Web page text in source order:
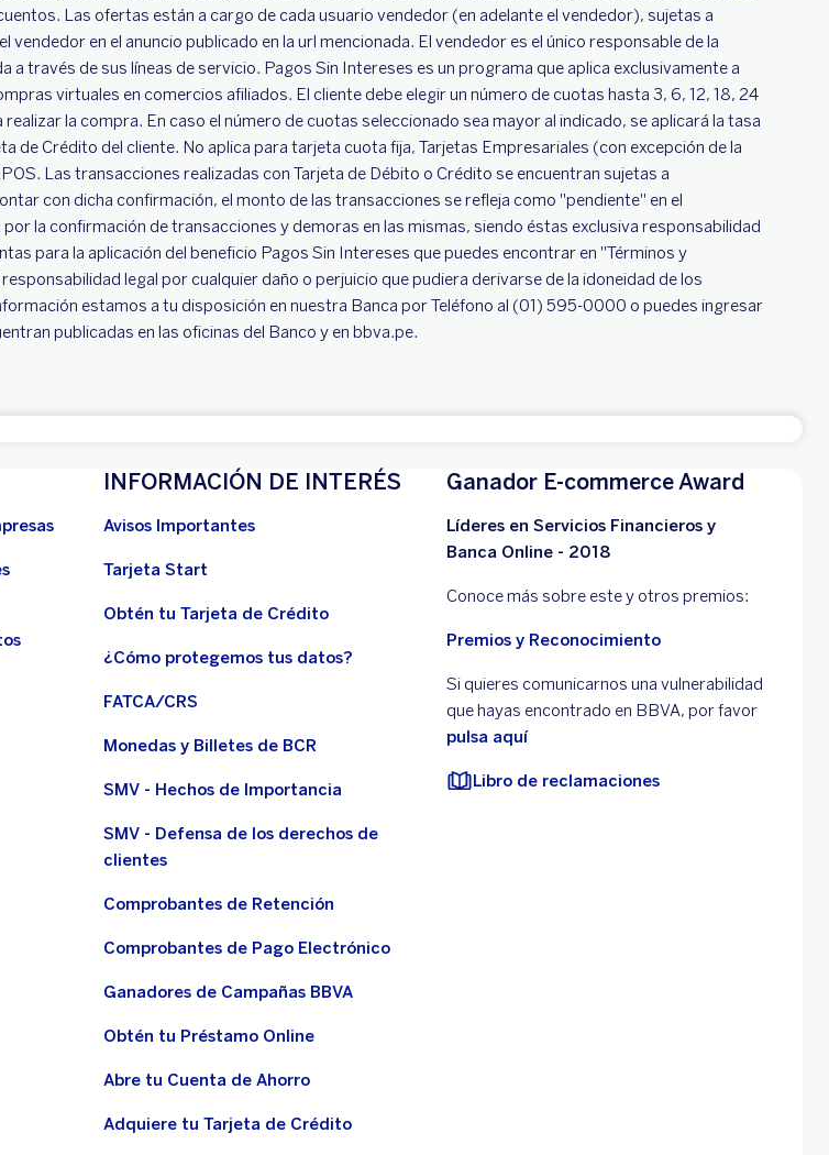
Las ofertas están a cargo de cada usuario vendedor (en adelante el vendedor), sujetas a
en el anuncio publicado en la url mencionada. El vendedor es el único responsable de la
través de sus líneas de servicio. Pagos Sin Intereses es un programa que aplica exclusivamente a
virtuales en comercios afiliados. El cliente debe elegir un número de cuotas hasta 3, 6, 12, 18, 24
la compra. En caso el número de cuotas seleccionado sea mayor al indicado, se aplicará la tasa
de Crédito del cliente. No aplica para tarjeta cuota fija, Tarjetas Empresariales (con excepción de la
Las transacciones realizadas con Tarjeta de Débito o Crédito se encuentran sujetas a
con dicha confirmación, el monto de las transacciones se refleja como "pendiente" en el
la confirmación de transacciones y demoras en las mismas, siendo éstas exclusiva responsabilidad
para la aplicación del beneficio Pagos Sin Intereses que puedes encontrar en "Términos y
legal por cualquier daño o perjuicio que pudiera derivarse de la idoneidad de los
estamos a tu disposición en nuestra Banca por Teléfono al (01) 595-0000 o puedes ingresar
publicadas en las oficinas del Banco y en bbva.pe.
INFORMACIÓN DE INTERÉS
Avisos Importantes
Tarjeta Start
Obtén tu Tarjeta de Crédito
¿Cómo protegemos tus datos?
FATCA/CRS
Monedas y Billetes de BCR
SMV - Hechos de Importancia
SMV - Defensa de los derechos de
clientes
Comprobantes de Retención
Comprobantes de Pago Electrónico
Ganadores de Campañas BBVA
Obtén tu Préstamo Online
Abre tu Cuenta de Ahorro
Adquiere tu Tarjeta de Crédito
Ganador E-commerce Award
Líderes en Servicios Financieros y
Banca Online - 2018
Conoce más sobre este y otros premios:
Premios y Reconocimiento
Si quieres comunicarnos una vulnerabilidad
que hayas encontrado en BBVA, por favor
pulsa aquí
Libro de reclamaciones